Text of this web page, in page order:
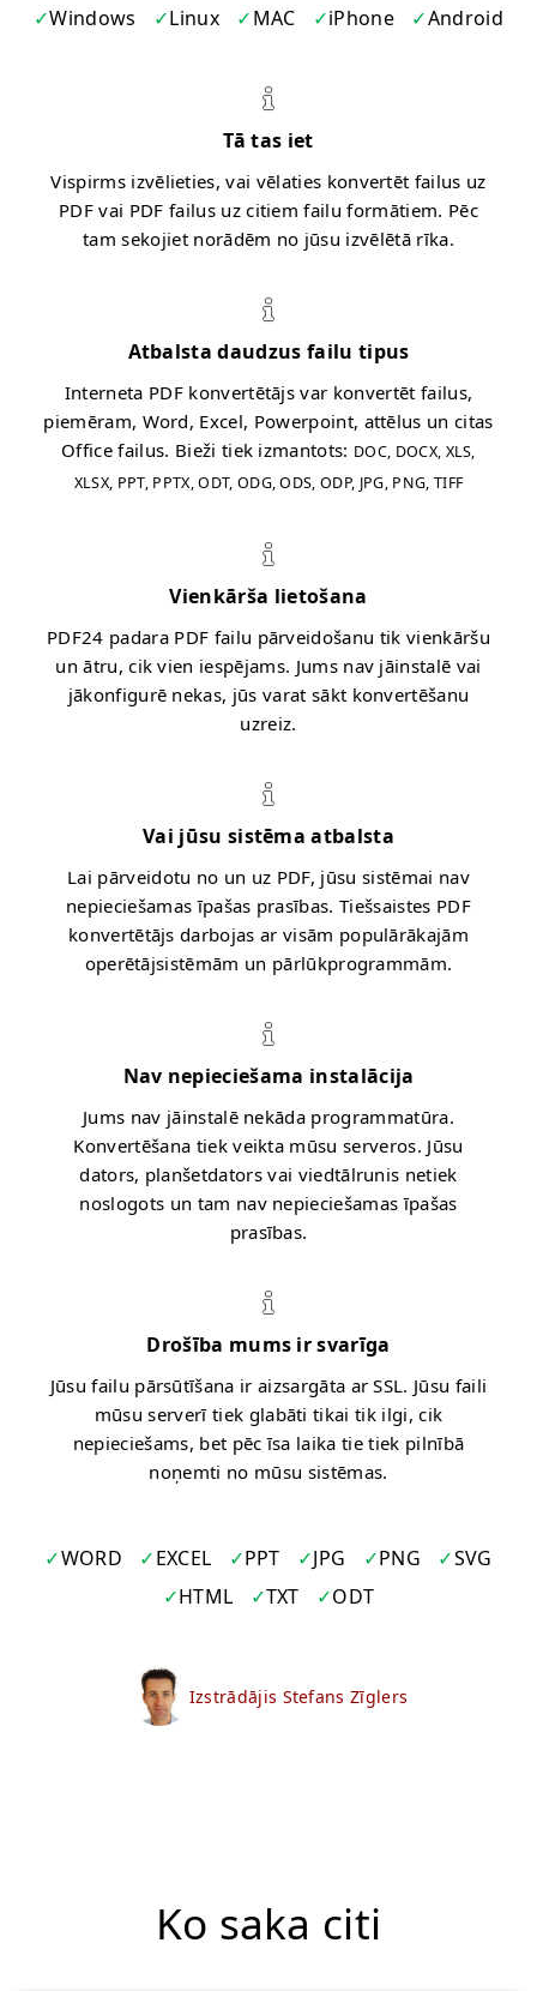
Windows Linux MAC iPhone Android
Tā tas iet
Vispirms izvēlieties, vai vēlaties konvertēt failus uz
PDF vai PDF failus uz citiem failu formātiem. Pēc
tam sekojiet norādēm no jūsu izvēlētā rīka.
Atbalsta daudzus failu tipus
Interneta PDF konvertētājs var konvertēt failus,
piemēram, Word, Excel, Powerpoint, attēlus un citas
Office failus. Bieži tiek izmantots: DOC, DOCX, XLS,
XLSX, PPT, PPTX, ODT, ODG, ODS, ODP, JPG, PNG, TIFF
Vienkārša lietošana
PDF24 padara PDF failu pārveidošanu tik vienkāršu
un ātru, cik vien iespējams. Jums nav jāinstalē vai
jākonfigurē nekas, jūs varat sākt konvertēšanu
uzreiz.
Vai jūsu sistēma atbalsta
Lai pārveidotu no un uz PDF, jūsu sistēmai nav
nepieciešamas īpašas prasības. Tiešsaistes PDF
konvertētājs darbojas ar visām populārākajām
operētājsistēmām un pārlūkprogrammām.
Nav nepieciešama instalācija
Jums nav jāinstalē nekāda programmatūra.
Konvertēšana tiek veikta mūsu serveros. Jūsu
dators, planšetdators vai viedtālrunis netiek
noslogots un tam nav nepieciešamas īpašas
prasības.
Drošība mums ir svarīga
Jūsu failu pārsūtīšana ir aizsargāta ar SSL. Jūsu faili
mūsu serverī tiek glabāti tikai tik ilgi, cik
nepieciešams, bet pēc īsa laika tie tiek pilnībā
noņemti no mūsu sistēmas.
WORD EXCEL PPT JPG PNG
SVG
HTML
TXT ODT
Izstrādājis Stefans Zīglers
Ko saka citi